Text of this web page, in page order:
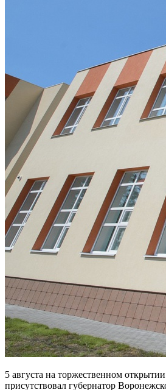
5 августа на торжественном
присутствовал губернатор